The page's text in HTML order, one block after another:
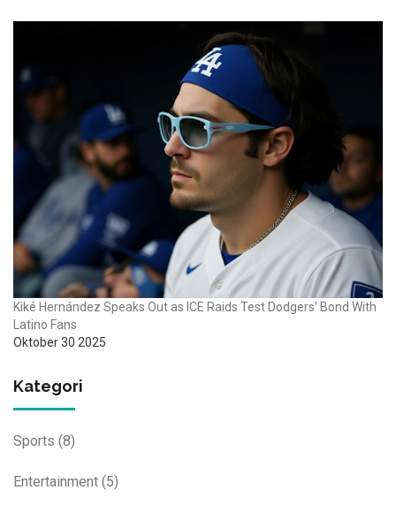
Kiké Hernández Speaks Out as ICE Raids Test Dodgers’ Bond With
Latino Fans
Oktober 30 2025
Kategori
Sports (8)
Entertainment (5)